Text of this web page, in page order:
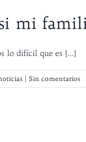
mi
lo difícil que es [...]
Sin comentarios